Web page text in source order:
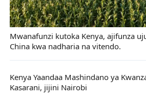
Mwanafunzi kutoka Kenya, ajifunza
China kwa nadharia na vitendo.
Kenya Yaandaa Mashindano ya
Kasarani, jijini Nairobi